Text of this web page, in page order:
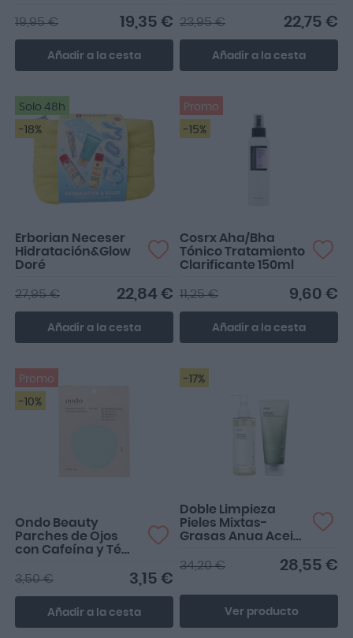
19,35 €
19,95 €
Añadir a la cesta
22,75 €
23,95 €
Añadir a la cesta
Solo 48h
-18%
Erborian Neceser
Hidratación&Glow
Doré
22,84 €
27,95 €
Añadir a la cesta
Promo
-15%
Cosrx Aha/Bha
Tónico Tratamiento
Clarificante 150ml
9,60 €
11,25 €
Añadir a la cesta
Promo
-10%
Ondo Beauty
Parches de Ojos
con Cafeína y Té
3,15 €
3,50 €
Añadir a la cesta
-17%
Doble Limpieza
Pieles Mixtas-
Grasas Anua Aceite
200ml + Gel
28,55 €
34,20 €
Ver producto